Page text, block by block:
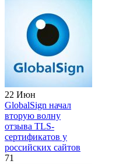
22 Июн
GlobalSign начал
вторую волну
отзыва TLS-
сертификатов у
российских сайтов
71